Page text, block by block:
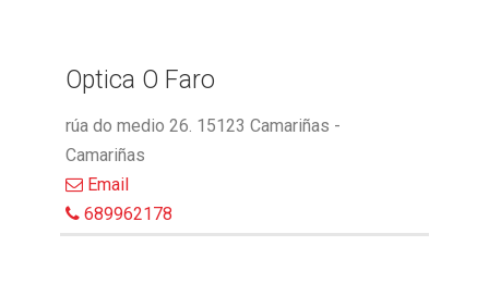
Optica O Faro
rúa do medio 26. 15123 Camariñas -
Camariñas
Email
689962178